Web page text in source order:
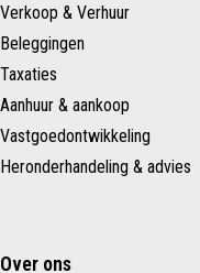
Verkoop & Verhuur
Beleggingen
Taxaties
Aanhuur & aankoop
Vastgoedontwikkeling
Heronderhandeling & advies
Over ons